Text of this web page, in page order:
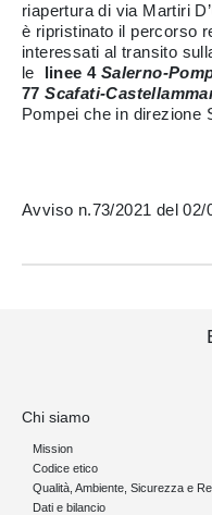
riapertura di via Martiri
è ripristinato il percorso
interessati al transito
le linee 4Salerno-
77 Scafati-
Pompei che in direzione
Avviso n.73/2021 del 02/
Chi siamo
Mission
Codice etico
Qualità, Ambiente, Sicurezza e
Dati e bilancio